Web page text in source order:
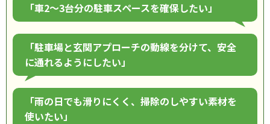
「車2〜3台分の駐車スペースを確保したい」
「駐車場と玄関アプローチの動線を分けて、安全
に通れるようにしたい」
「雨の日でも滑りにくく、掃除のしやすい素材を
使いたい」